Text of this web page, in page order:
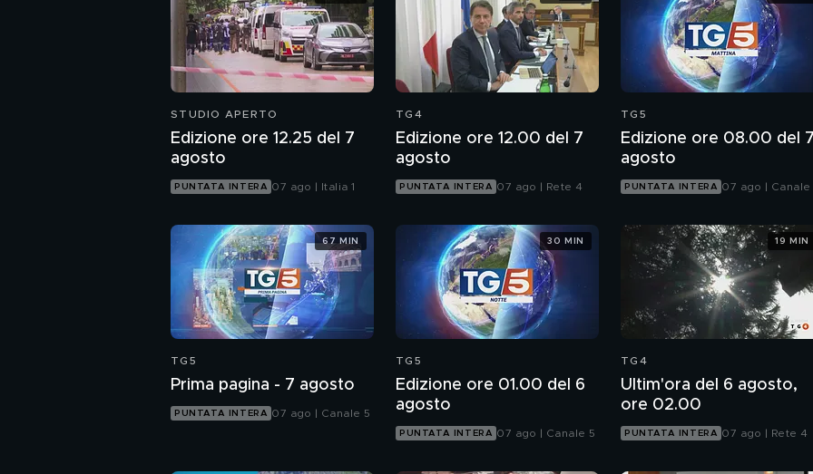
STUDIO APERTO
Edizione ore 12.25 del 7
agosto
PUNTATA INTERA 07 ago | Italia 1
TG4
Edizione ore 12.00 del 7
agosto
PUNTATA INTERA 07 ago | Rete 4
TG5
Edizione ore 08.00 del 7
agosto
PUNTATA INTERA 07 ago | Canale
TG5
Prima pagina - 7 agosto
PUNTATA INTERA 07 ago | Canale 5
67 MIN
TG5
Edizione ore 01.00 del 6
agosto
PUNTATA INTERA 07 ago | Canale 5
30 MIN
TG4
Ultim'ora del 6 agosto,
ore 02.00
PUNTATA INTERA 07 ago | Rete 4
19 MIN